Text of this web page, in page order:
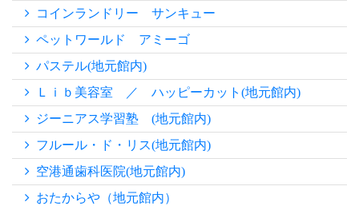
コインランドリー サンキュー
ペットワールド アミーゴ
パステル(地元館内)
Ｌｉｂ美容室 ／ ハッピーカット(地元館内)
ジーニアス学習塾 (地元館内)
フルール・ド・リス(地元館内)
空港通歯科医院(地元館内)
おたからや（地元館内）